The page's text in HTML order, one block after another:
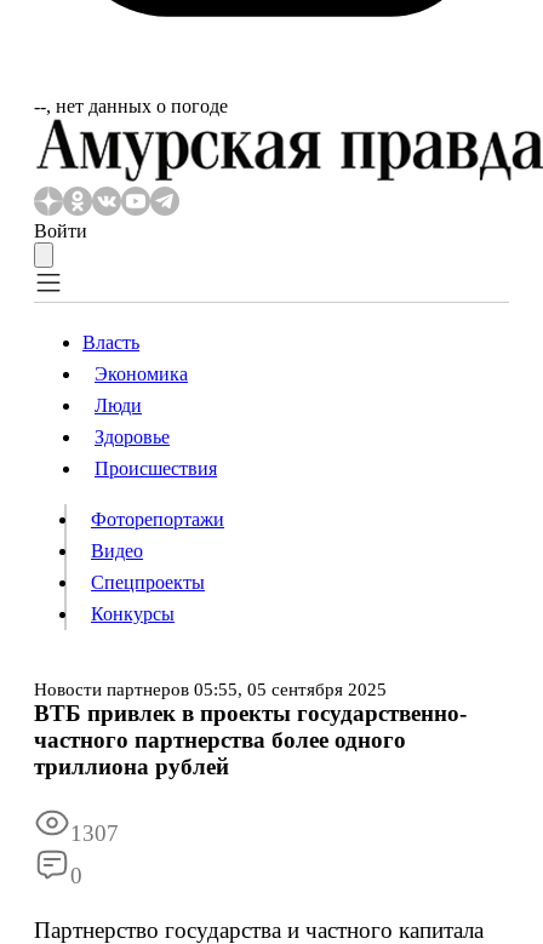
‐‐, нет данных о погоде
Войти
Власть
Происшествия
Видео
Конкурсы
ПодпискаРеклама Все новости
Власть
Экономика
Люди
Здоровье
Происшествия
Фоторепортажи
Видео
Спецпроекты
Конкурсы
Новости партнеров 05:55, 05 сентября 2025
ВТБ привлек в проекты государственно-
частного партнерства более одного
триллиона рублей
1307
0
Партнерство государства и частного капитала